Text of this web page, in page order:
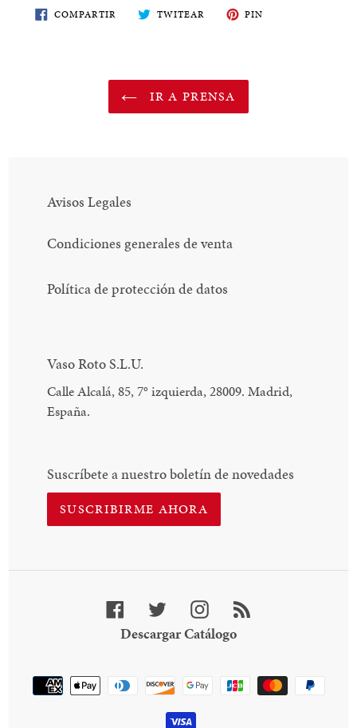
COMPARTIR COMPARTE
EN
TWITEAR TWITEA
EN
PIN
IR A PRENSA
Avisos Legales
Condiciones generales de venta
Política de protección de datos
Vaso Roto S.L.U.
Calle Alcalá, 85, 7° izquierda, 28009. Madrid,
España.
Suscríbete a nuestro boletín de novedades
SUSCRIBIRME AHORA
Facebook TwitterInstagram
Descargar CatálogoDescargar
Método
pago